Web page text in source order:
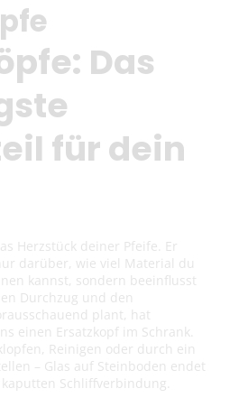
Das
für dein
Herzstück deiner Pfeife. Er
darüber, wie viel Material du
kannst, sondern beeinflusst
Durchzug und den
plant, hat
einen Ersatzkopf im Schrank.
Reinigen oder durch ein
– Glas auf Steinboden endet
Schliffverbindung.